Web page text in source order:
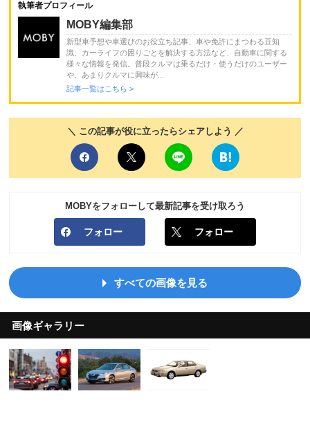
執筆者プロフィール
MOBY編集部
新型車予想や車選びのお役立ち記事、車や免許にまつわる豆知
識、カーライフの困りごとを解決する方法など、自動車に関する
様々な情報を発信。普段クルマは乗るだけ・使うだけのユーザー
や、あまりクルマに興味が...
記事一覧はこちら >
＼ この記事が役に立ったらシェアしよう ／
MOBYをフォローして最新記事を受け取ろう
フォロー フォロー
すべての画像を見る
画像ギャラリー